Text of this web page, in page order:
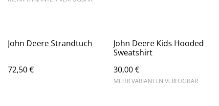
John Deere Strandtuch
72,50 €
John Deere Kids Hooded
Sweatshirt
30,00 €
MEHR VARIANTEN VERFÜGBAR